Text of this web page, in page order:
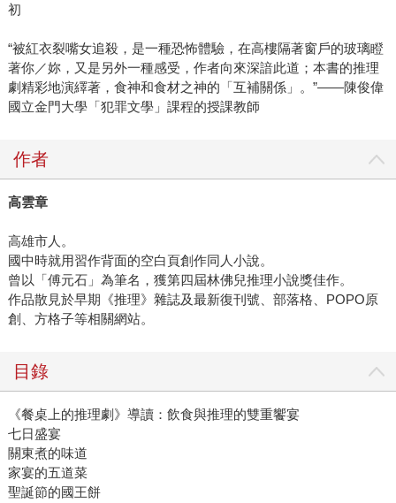
初
“被紅衣裂嘴女追殺，是一種恐怖體驗，在高樓隔著窗戶的玻璃瞪
著你／妳，又是另外一種感受，作者向來深諳此道；本書的推理
劇精彩地演繹著，食神和食材之神的「互補關係」。”——陳俊偉
國立金門大學「犯罪文學」課程的授課教師
作者
高雲章
高雄市人。
國中時就用習作背面的空白頁創作同人小說。
曾以「傅元石」為筆名，獲第四屆林佛兒推理小說獎佳作。
作品散見於早期《推理》雜誌及最新復刊號、部落格、POPO原
創、方格子等相關網站。
目錄
《餐桌上的推理劇》導讀：飲食與推理的雙重饗宴
七日盛宴
關東煮的味道
家宴的五道菜
聖誕節的國王餅